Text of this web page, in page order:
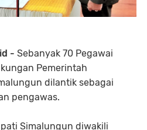
- Sebanyak 70 Pegawai
Pemerintah
dilantik sebagai
pengawas.
Simalungun diwakili